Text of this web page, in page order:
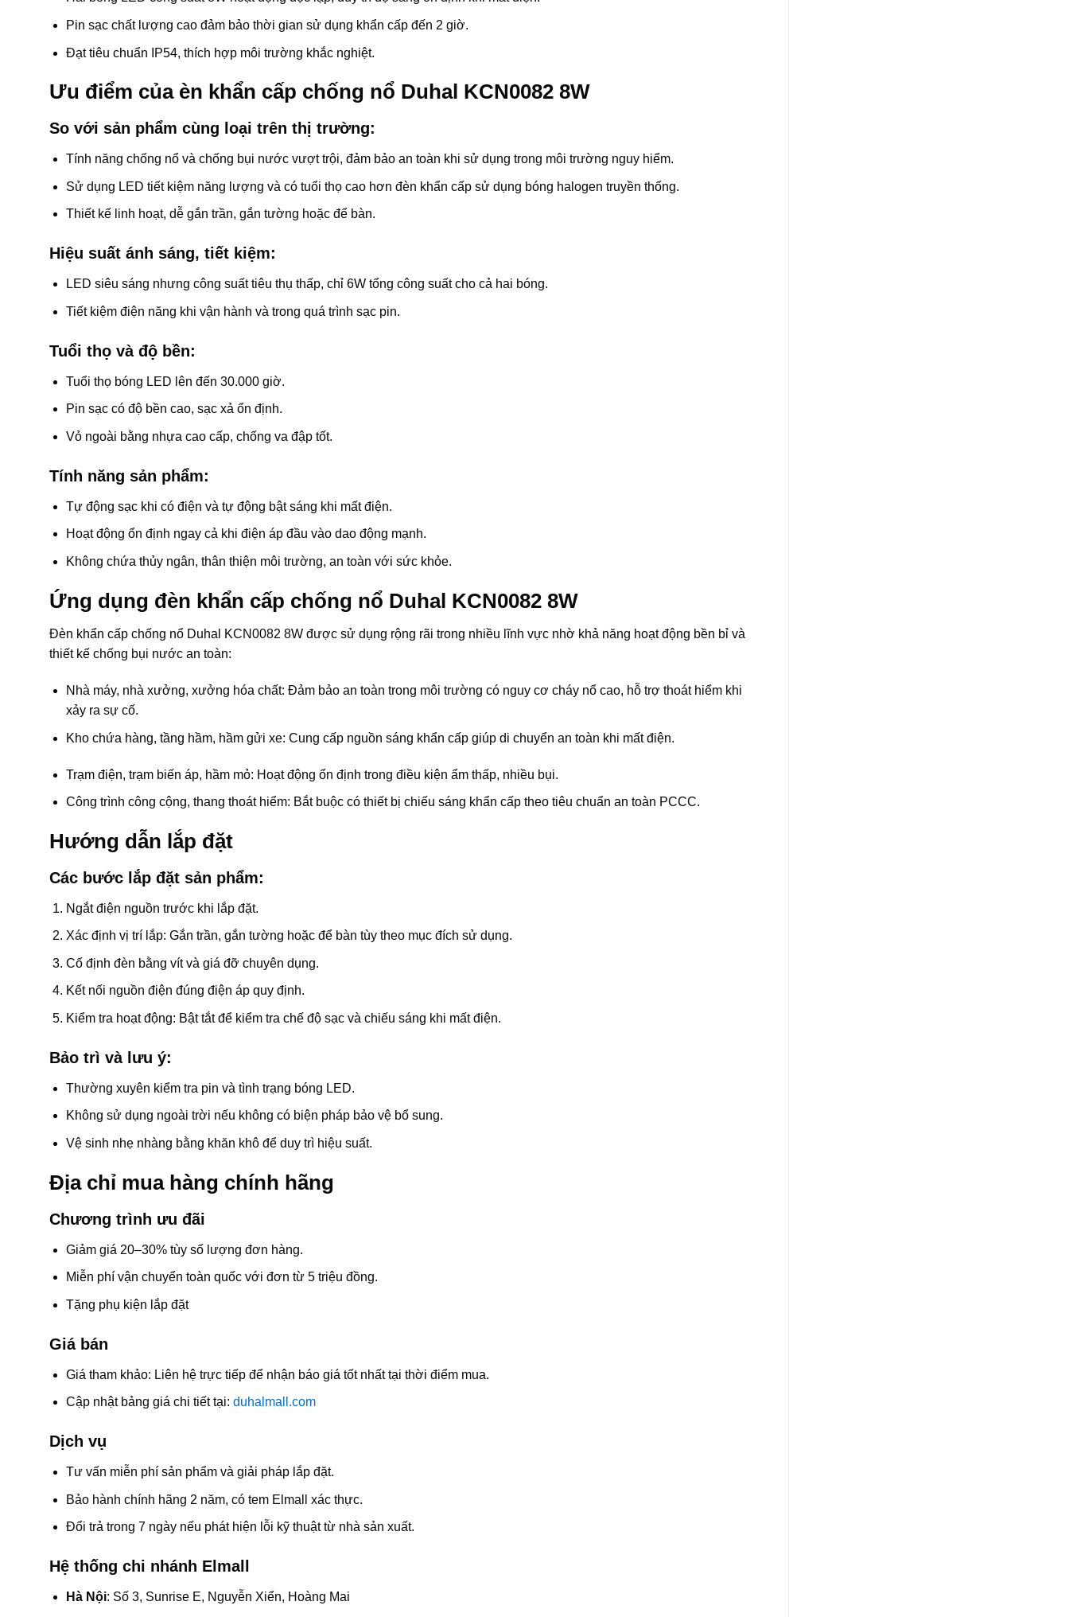
Pin sạc chất lượng cao đảm bảo thời gian sử dụng khẩn cấp đến 2 giờ.
Đạt tiêu chuẩn IP54, thích hợp môi trường khắc nghiệt.
Ưu điểm của èn khẩn cấp chống nổ Duhal KCN0082 8W
So với sản phẩm cùng loại trên thị trường:
Tính năng chống nổ và chống bụi nước vượt trội, đảm bảo an toàn khi sử dụng trong môi trường nguy hiểm.
Sử dụng LED tiết kiệm năng lượng và có tuổi thọ cao hơn đèn khẩn cấp sử dụng bóng halogen truyền thống.
Thiết kế linh hoạt, dễ gắn trần, gắn tường hoặc để bàn.
Hiệu suất ánh sáng, tiết kiệm:
LED siêu sáng nhưng công suất tiêu thụ thấp, chỉ 6W tổng công suất cho cả hai bóng.
Tiết kiệm điện năng khi vận hành và trong quá trình sạc pin.
Tuổi thọ và độ bền:
Tuổi thọ bóng LED lên đến 30.000 giờ.
Pin sạc có độ bền cao, sạc xả ổn định.
Vỏ ngoài bằng nhựa cao cấp, chống va đập tốt.
Tính năng sản phẩm:
Tự động sạc khi có điện và tự động bật sáng khi mất điện.
Hoạt động ổn định ngay cả khi điện áp đầu vào dao động mạnh.
Không chứa thủy ngân, thân thiện môi trường, an toàn với sức khỏe.
Ứng dụng đèn khẩn cấp chống nổ Duhal KCN0082 8W
Đèn khẩn cấp chống nổ Duhal KCN0082 8W được sử dụng rộng rãi trong nhiều lĩnh vực nhờ khả năng hoạt động bền bỉ và
thiết kế chống bụi nước an toàn:
Nhà máy, nhà xưởng, xưởng hóa chất: Đảm bảo an toàn trong môi trường có nguy cơ cháy nổ cao, hỗ trợ thoát hiểm khi
xảy ra sự cố.
Kho chứa hàng, tầng hầm, hầm gửi xe: Cung cấp nguồn sáng khẩn cấp giúp di chuyển an toàn khi mất điện.
Trạm điện, trạm biến áp, hầm mỏ: Hoạt động ổn định trong điều kiện ẩm thấp, nhiều bụi.
Công trình công cộng, thang thoát hiểm: Bắt buộc có thiết bị chiếu sáng khẩn cấp theo tiêu chuẩn an toàn PCCC.
Hướng dẫn lắp đặt
Các bước lắp đặt sản phẩm:
Ngắt điện nguồn trước khi lắp đặt.
Xác định vị trí lắp: Gắn trần, gắn tường hoặc để bàn tùy theo mục đích sử dụng.
Cố định đèn bằng vít và giá đỡ chuyên dụng.
Kết nối nguồn điện đúng điện áp quy định.
Kiểm tra hoạt động: Bật tắt để kiểm tra chế độ sạc và chiếu sáng khi mất điện.
Bảo trì và lưu ý:
Thường xuyên kiểm tra pin và tình trạng bóng LED.
Không sử dụng ngoài trời nếu không có biện pháp bảo vệ bổ sung.
Vệ sinh nhẹ nhàng bằng khăn khô để duy trì hiệu suất.
Địa chỉ mua hàng chính hãng
Chương trình ưu đãi
Giảm giá 20–30% tùy số lượng đơn hàng.
Miễn phí vận chuyển toàn quốc với đơn từ 5 triệu đồng.
Tặng phụ kiện lắp đặt
Giá bán
Giá tham khảo: Liên hệ trực tiếp để nhận báo giá tốt nhất tại thời điểm mua.
Cập nhật bảng giá chi tiết tại: duhalmall.com
Dịch vụ
Tư vấn miễn phí sản phẩm và giải pháp lắp đặt.
Bảo hành chính hãng 2 năm, có tem Elmall xác thực.
Đổi trả trong 7 ngày nếu phát hiện lỗi kỹ thuật từ nhà sản xuất.
Hệ thống chi nhánh Elmall
Hà Nội: Số 3, Sunrise E, Nguyễn Xiển, Hoàng Mai